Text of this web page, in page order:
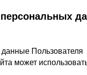
Пользователя
может